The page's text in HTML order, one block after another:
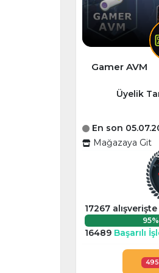
Gamer AVM
Üyelik
En son
Mağazaya Git
17267 alışverişte
16489 Başarılı
495